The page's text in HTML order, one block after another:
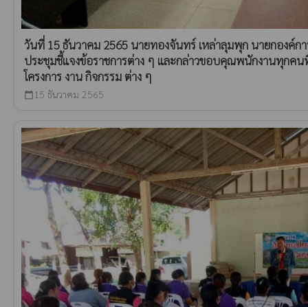
วันที่ 15 ธันวาคม 2565 นายทองจันทร์ เหล่าลุมพุก นายกองค์ก
ประชุมชี้แจงข้อราชการต่าง ๆ และกล่าวขอบคุณพนักงานทุกค
โครงการ งาน กิจกรรม ต่าง ๆ
calendar_today 15 ธันวาคม 2565